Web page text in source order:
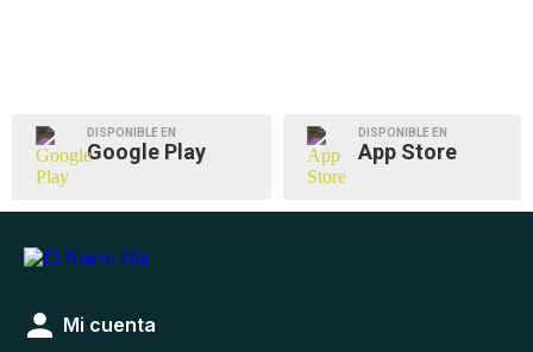
DISPONIBLE EN
Google Play
DISPONIBLE EN
App Store
Mi cuenta